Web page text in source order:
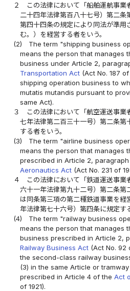
２
この法律において「船舶運航事業
二十四年法律第百八十七号）第二
第四十四条の規定により同法が準用
む。）を経営する者をいう。
(2)
The term "shipping business
means the person that manages
business under Article 2,
Transportation Act (Act No. 187
shipping operation business to
mutatis mutandis pursuant to
same Act).
３
この法律において「航空運送事業
七年法律第二百三十一号）第二条第
する者をいう。
(3)
The term "airline business
means the person that manages
prescribed in Article 2,
Aeronautics Act (Act No. 231 of
４
この法律において「鉄道運送事業
六十一年法律第九十二号）第二条第
は同条第三項の第二種鉄道事業を経
年法律第七十六号）第四条に規定す
(4)
The term "railway business
means the person that manages
business prescribed in Article 2,
Railway Business Act (Act No. 92
the second-class railway
(3) in the same Article or
prescribed in Article 4 of theAct
of 1921).